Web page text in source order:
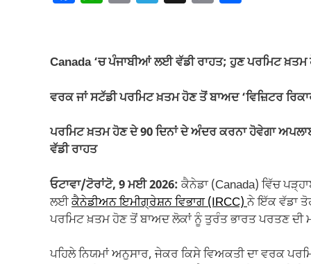
e
o
o
k
s
p
p
gr
m
y
n
k
e
Canada ‘ਚ ਪੰਜਾਬੀਆਂ ਲਈ ਵੱਡੀ ਰਾਹਤ; ਹੁਣ ਪਰਮਿਟ ਖ਼ਤਮ
ਵਰਕ ਜਾਂ ਸਟੱਡੀ ਪਰਮਿਟ ਖ਼ਤਮ ਹੋਣ ਤੋਂ ਬਾਅਦ ‘ਵਿਜ਼ਿਟਰ
ਪਰਮਿਟ ਖ਼ਤਮ ਹੋਣ ਦੇ 90 ਦਿਨਾਂ ਦੇ ਅੰਦਰ ਕਰਨਾ ਹੋਵੇਗਾ
ਵੱਡੀ ਰਾਹਤ
ਓਟਾਵਾ/ਟੋਰਾਂਟੋ, 9 ਮਈ 2026:ਕੈਨੇਡਾ (Canada) ਵਿੱਚ
ਲਈਕੈਨੇਡੀਅਨ ਇਮੀਗ੍ਰੇਸ਼ਨ ਵਿਭਾਗ (IRCC)ਨੇ ਇੱਕ ਵੱਡਾ
ਪਰਮਿਟ ਖ਼ਤਮ ਹੋਣ ਤੋਂ ਬਾਅਦ ਲੋਕਾਂ ਨੂੰ ਤੁਰੰਤ ਭਾਰਤ ਪਰਤਣ ਦੀ
ਪਹਿਲੇ ਨਿਯਮਾਂ ਅਨੁਸਾਰ, ਜੇਕਰ ਕਿਸੇ ਵਿਅਕਤੀ ਦਾ ਵਰਕ